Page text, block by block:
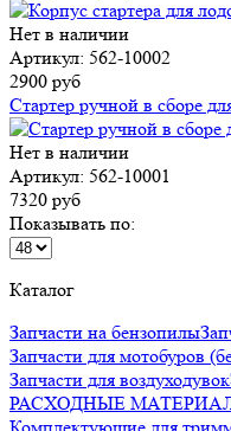
Нет в наличии
Артикул: 562-10002
2900 руб
Стартер ручной в сборе
Нет в наличии
Артикул: 562-10001
7320 руб
Показывать по:
Каталог
Запчасти на бензопилы
Запчасти для мотобуров
Запчасти для воздуходувок
РАСХОДНЫЕ